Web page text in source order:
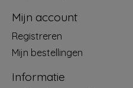
Mijn account
Registreren
Mijn bestellingen
Informatie